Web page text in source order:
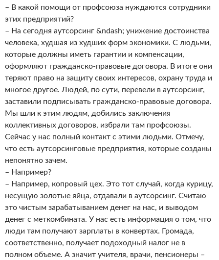
– В какой помощи от профсоюза нуждаются сотрудники
этих предприятий?
– На сегодня аутсорсинг &ndash; унижение достоинства
человека, худшая из худших форм экономики. С людьми,
которые должны иметь гарантии и компенсации,
оформляют гражданско-правовые договора. В итоге они
теряют право на защиту своих интересов, охрану труда и
многое другое. Людей, по сути, перевели в аутсорсинг,
заставили подписывать гражданско-правовые договора.
Мы шли к этим людям, добились заключения
коллективных договоров, избрали там профсоюзы.
Сейчас у нас полный контакт с этими людьми. Отмечу,
что есть аутсорсинговые предприятия, которые созданы
непонятно зачем.
– Например?
– Например, копровый цех. Это тот случай, когда курицу,
несущую золотые яйца, отдавали в аутсорсинг. Считаю
это чистым зарабатыванием денег на нас, и выводом
денег с меткомбината. У нас есть информация о том, что
люди там получают зарплаты в конвертах. Громада,
соответственно, получает подоходный налог не в
полном объеме. А значит учителя, врачи, пенсионеры –